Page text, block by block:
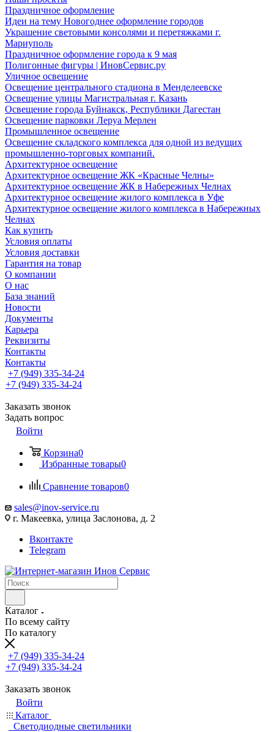
Праздничное оформление
Идеи на тему Новогоднее оформление городов
Украшение световыми консолями и перетяжками г.
Мариуполь
Праздничное оформление города к 9 мая
Полигонные фигуры | ИновСервис.ру
Уличное освещение
Освещение центрального стадиона в Менделеевске
Освещение улицы Магистральная г. Казань
Освещение города Буйнакск, Республики Дагестан
Освещение парковки Леруа Мерлен
Промышленное освещение
Освещение складского комплекса для одной из ведущих
промышленно-торговых компаний.
Архитектурное освещение
Архитектурное освещение ЖК «Красные Челны»
Архитектурное освещение ЖК в Набережных Челнах
Архитектурное освещение жилого комплекса в Уфе
Архитектурное освещение жилого комплекса в Набережных
Челнах
Как купить
Условия оплаты
Условия доставки
Гарантия на товар
О компании
О нас
База знаний
Новости
Документы
Карьера
Реквизиты
Контакты
Контакты
+7 (949) 335-34-24
+7 (949) 335-34-24
Заказать звонок
Задать вопрос
Войти
Корзина0
Избранные товары0
Сравнение товаров0
sales@inov-service.ru
г. Макеевка, улица Заслонова, д. 2
Вконтакте
Telegram
Каталог
По всему сайту
По каталогу
+7 (949) 335-34-24
+7 (949) 335-34-24
Заказать звонок
Войти
Каталог
Светодиодные светильники